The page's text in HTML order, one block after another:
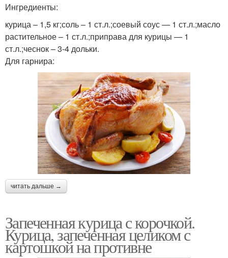
Ингредиенты:
курица – 1,5 кг;соль – 1 ст.л.;соевый соус — 1 ст.л.;масло
растительное – 1 ст.л.;приправа для курицы — 1
ст.л.;чеснок – 3-4 дольки.
Для гарнира:
читать дальше →
Запеченная курица с корочкой.
Курица, запеченная целиком с
картошкой на противне